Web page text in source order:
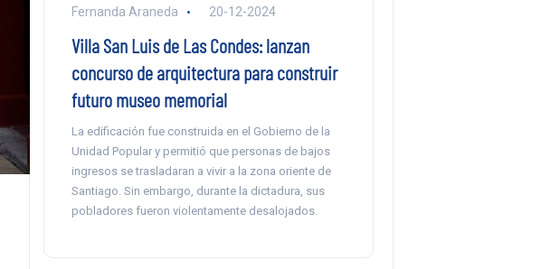
Fernanda Araneda 20-12-2024
Villa San Luis de Las Condes: lanzan
concurso de arquitectura para construir
futuro museo memorial
La edificación fue construida en el Gobierno de la
Unidad Popular y permitió que personas de bajos
ingresos se trasladaran a vivir a la zona oriente de
Santiago. Sin embargo, durante la dictadura, sus
pobladores fueron violentamente desalojados.